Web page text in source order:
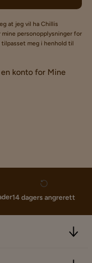
at jeg vil ha Chillis
personopplysninger for
tilpasset meg i henhold til
konto for Mine
14 dagers angrerett